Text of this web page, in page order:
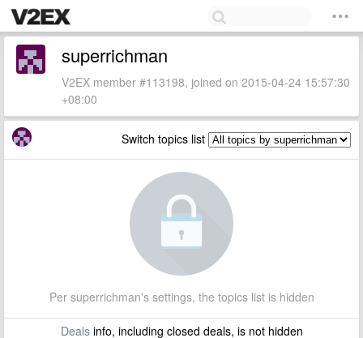
superrichman
V2EX member #113198, joined on 2015-04-24 15:57:30
+08:00
Switch topics list
Per superrichman's settings, the topics list is hidden
Dealsinfo, including closed deals, is not hidden